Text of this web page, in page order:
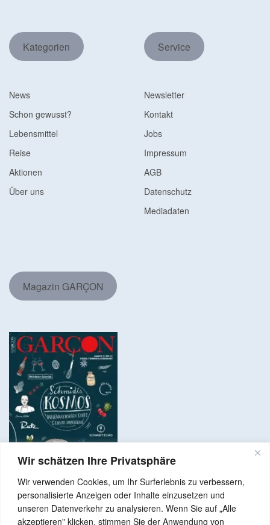
Wir schätzen Ihre Privatsphäre
Wir verwenden Cookies, um Ihr Surferlebnis zu verbessern,
personalisierte Anzeigen oder Inhalte einzusetzen und
unseren Datenverkehr zu analysieren. Wenn Sie auf „Alle
akzeptieren" klicken, stimmen Sie der Anwendung von
Kategorien
News
Schon gewusst?
Lebensmittel
Reise
Aktionen
Über uns
Service
Newsletter
Kontakt
Jobs
Impressum
AGB
Datenschutz
Mediadaten
Magazin GARÇON